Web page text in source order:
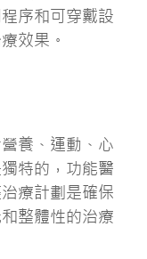
序和可穿戴設
效果。
養、運動、心
特的，功能醫
療計劃是確保
整體性的治療